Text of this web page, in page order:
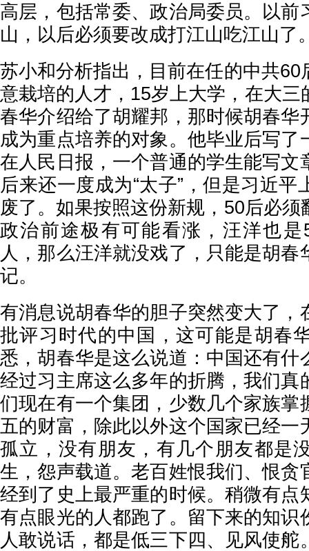
高层，包括常委、政治局委员。以前
山，以后必须要改成打江山吃江山了
苏小和分析指出，目前在任的中共60
意栽培的人才，15岁上大学，在大三
春华介绍给了胡耀邦，那时候胡春华
成为重点培养的对象。他毕业后写了
在人民日报，一个普通的学生能写文
后来还一度成为“太子”，但是习近平
废了。如果按照这份新规，50后必须
政治前途极有可能看涨，汪洋也是
人，那么汪洋就没戏了，只能是胡春
记。
有消息说胡春华的胆子突然变大了，
批评习时代的中国，这可能是胡春
悉，胡春华是这么说道：中国还有什
经过习主席这么多年的折腾，我们真
们现在有一个集团，少数几个家族掌
五的财富，除此以外这个国家已经一
孤立，没有朋友，有几个朋友都是
生，怨声载道。老百姓恨我们、恨贪
经到了史上最严重的时候。稍微有点
有点眼光的人都跑了。留下来的知识
人敢说话，都是低三下四、见风使舵